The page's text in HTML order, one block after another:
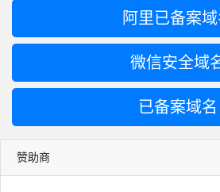
阿里已备案域
微信安全域
已备案域名
赞助商